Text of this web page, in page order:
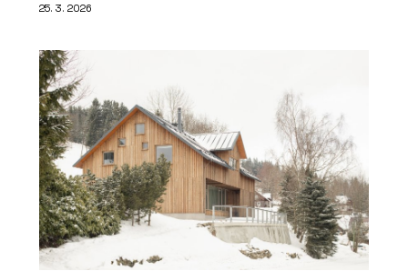
25. 3. 2026